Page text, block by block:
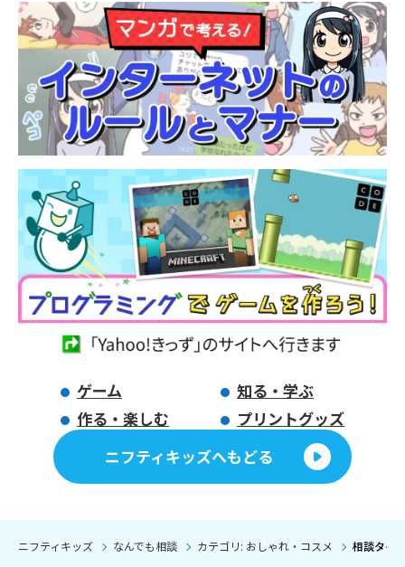
ゲーム
知る・学ぶ
作る・楽しむ
プリントグッズ
ニフティキッズへもどる
ニフティキッズ なんでも相談 カテゴリ: おしゃれ・コスメ 相談タイ